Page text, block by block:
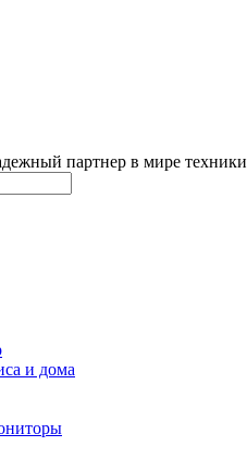
партнер в мире техники
и дома